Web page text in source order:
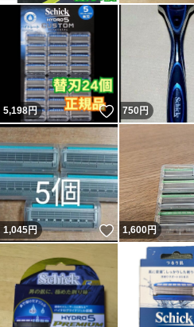
5,198円 いいね！
750円
1,045円 いいね！
1,600円